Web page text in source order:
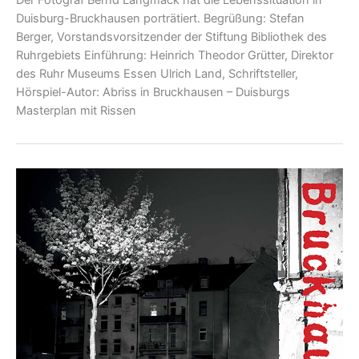
Duisburg-Bruckhausen porträtiert. Begrüßung: Stefan
Berger, Vorstandsvorsitzender der Stiftung Bibliothek des
Ruhrgebiets Einführung: Heinrich Theodor Grütter, Direktor
des Ruhr Museums Essen Ulrich Land, Schriftsteller,
Hörspiel-Autor: Abriss in Bruckhausen – Duisburgs
Masterplan mit Rissen